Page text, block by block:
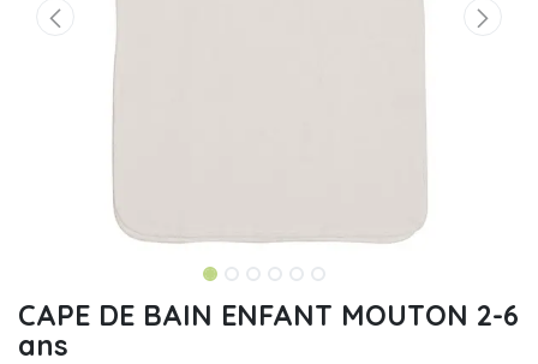
CAPE DE BAIN ENFANT MOUTON 2-6
ans